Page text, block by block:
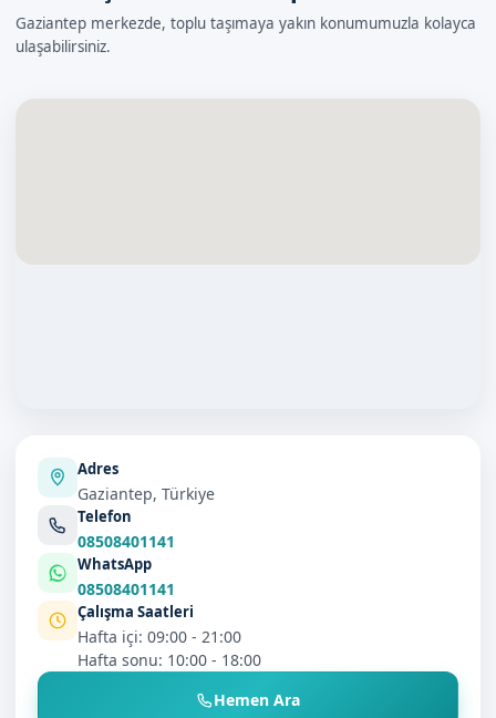
Gaziantep merkezde, toplu taşımaya yakın konumumuzla kolayca
ulaşabilirsiniz.
Adres
Gaziantep, Türkiye
Telefon
08508401141
WhatsApp
08508401141
Çalışma Saatleri
Hafta içi: 09:00 - 21:00
Hafta sonu: 10:00 - 18:00
Hemen Ara